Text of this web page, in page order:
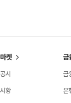
마켓
공시
시황
금
금
은